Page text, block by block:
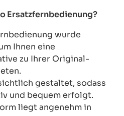
Ersatzfernbedienung?
wurde
Ihnen eine
zu Ihrer Original-
gestaltet, sodass
und bequem erfolgt.
liegt angenehm in